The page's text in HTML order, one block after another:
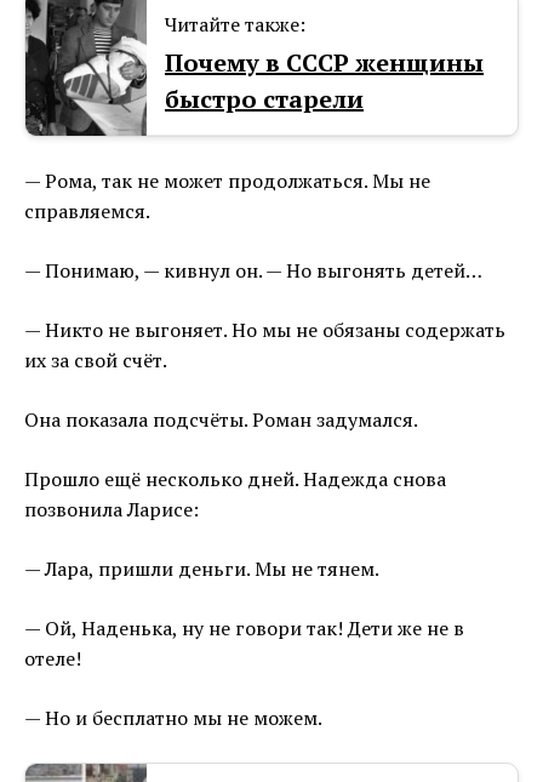
Читайте также:
Почему в СССР женщины
быстро старели
— Рома, так не может продолжаться. Мы не
справляемся.
— Понимаю, — кивнул он. — Но выгонять детей…
— Никто не выгоняет. Но мы не обязаны содержать
их за свой счёт.
Она показала подсчёты. Роман задумался.
Прошло ещё несколько дней. Надежда снова
позвонила Ларисе:
— Лара, пришли деньги. Мы не тянем.
— Ой, Наденька, ну не говори так! Дети же не в
отеле!
— Но и бесплатно мы не можем.